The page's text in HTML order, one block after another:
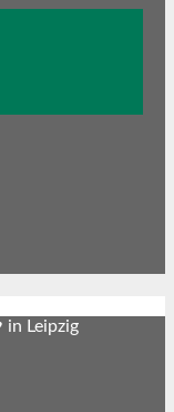
in Leipzig